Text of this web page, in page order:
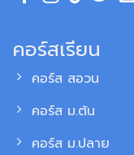
คอร์สเรียน
คอร์ส สอวน
คอร์ส ม.ต้น
คอร์ส ม.ปลาย